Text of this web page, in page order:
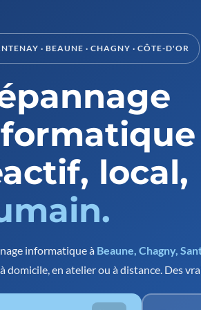
· BEAUNE · CHAGNY · CÔTE-D'OR
local,
informatique à Beaune, Chagny,
à domicile, en atelier ou à distance. Des